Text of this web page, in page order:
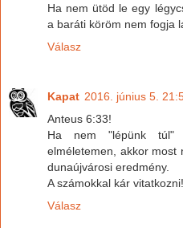
Ha nem ütöd le egy
a baráti köröm nem fogja
Válasz
Kapat 2016. június 5.
Anteus 6:33!
Ha nem "lépünk túl"
elméletemen, akkor most
dunaújvárosi eredmény.
A számokkal kár vitatkozni!
Válasz